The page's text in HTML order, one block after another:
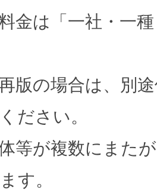
金は「一社・一
版の場合は、別
ださい。
等が複数にまた
す。